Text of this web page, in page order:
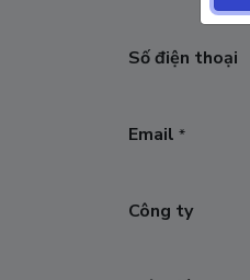
Số điện thoại
Email *
Công ty